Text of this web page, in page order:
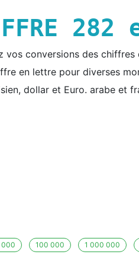
282
vos conversions des
en lettre pour diverses
dollar et Euro. arabe et
000 100 000 1 000 000